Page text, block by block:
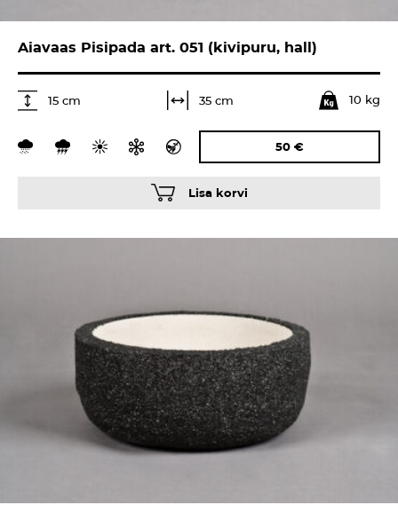
Aiavaas Pisipada art. 051 (kivipuru, hall)
15 cm 35 cm 10 kg
50 €
Lisa korvi